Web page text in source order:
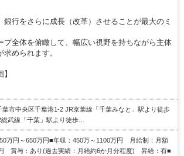
銀行をさらに成長（改革）させることが最大のミ
プ全体を俯瞰して、幅広い視野を持ちながら主体
められます。
葉市中央区千葉港1-2 JR京葉線「千葉みなと」駅より徒歩
武線「千葉」駅より徒歩…
万円～650万円■年収：450万～1100万円 月給制：月額
賞与：あり(過去実績：月給約6か月分程度) 昇給：有■